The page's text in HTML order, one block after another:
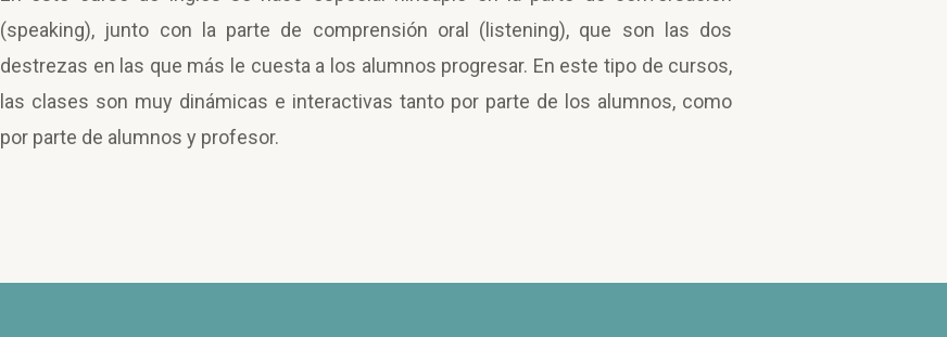
(speaking), junto con la parte de comprensión oral (listening), que son las dos
destrezas en las que más le cuesta a los alumnos progresar. En este tipo de cursos,
las clases son muy dinámicas e interactivas tanto por parte de los alumnos, como
por parte de alumnos y profesor.